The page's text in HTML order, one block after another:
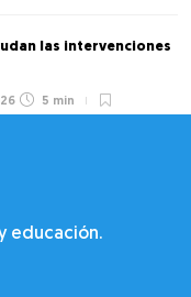
las intervenciones
5 min
educación.